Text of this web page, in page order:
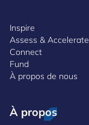
Inspire
Assess & Accelerate
Connect
Fund
À propos de nous
À propos